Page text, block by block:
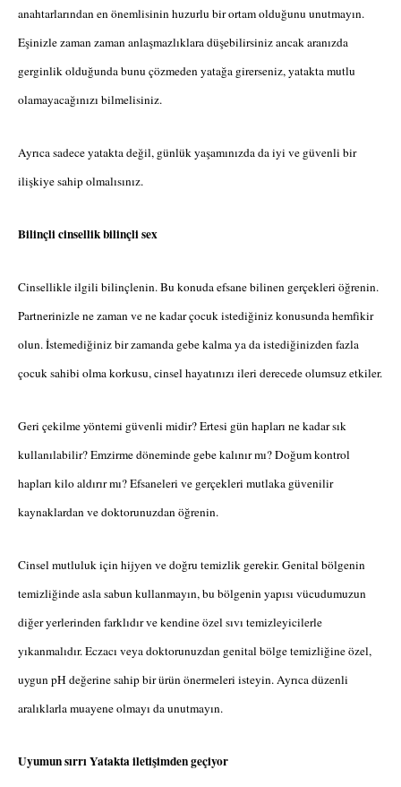
anahtarlarından en önemlisinin huzurlu bir ortam olduğunu unutmayın.
Eşinizle zaman zaman anlaşmazlıklara düşebilirsiniz ancak aranızda
gerginlik olduğunda bunu çözmeden yatağa girerseniz, yatakta mutlu
olamayacağınızı bilmelisiniz.
Ayrıca sadece yatakta değil, günlük yaşamınızda da iyi ve güvenli bir
ilişkiye sahip olmalısınız.
Bilinçli cinsellik bilinçli sex
Cinsellikle ilgili bilinçlenin. Bu konuda efsane bilinen gerçekleri öğrenin.
Partnerinizle ne zaman ve ne kadar çocuk istediğiniz konusunda hemfikir
olun. İstemediğiniz bir zamanda gebe kalma ya da istediğinizden fazla
çocuk sahibi olma korkusu, cinsel hayatınızı ileri derecede olumsuz etkiler.
Geri çekilme yöntemi güvenli midir? Ertesi gün hapları ne kadar sık
kullanılabilir? Emzirme döneminde gebe kalınır mı? Doğum kontrol
hapları kilo aldırır mı? Efsaneleri ve gerçekleri mutlaka güvenilir
kaynaklardan ve doktorunuzdan öğrenin.
Cinsel mutluluk için hijyen ve doğru temizlik gerekir. Genital bölgenin
temizliğinde asla sabun kullanmayın, bu bölgenin yapısı vücudumuzun
diğer yerlerinden farklıdır ve kendine özel sıvı temizleyicilerle
yıkanmalıdır. Eczacı veya doktorunuzdan genital bölge temizliğine özel,
uygun pH değerine sahip bir ürün önermeleri isteyin. Ayrıca düzenli
aralıklarla muayene olmayı da unutmayın.
Uyumun sırrı Yatakta iletişimden geçiyor